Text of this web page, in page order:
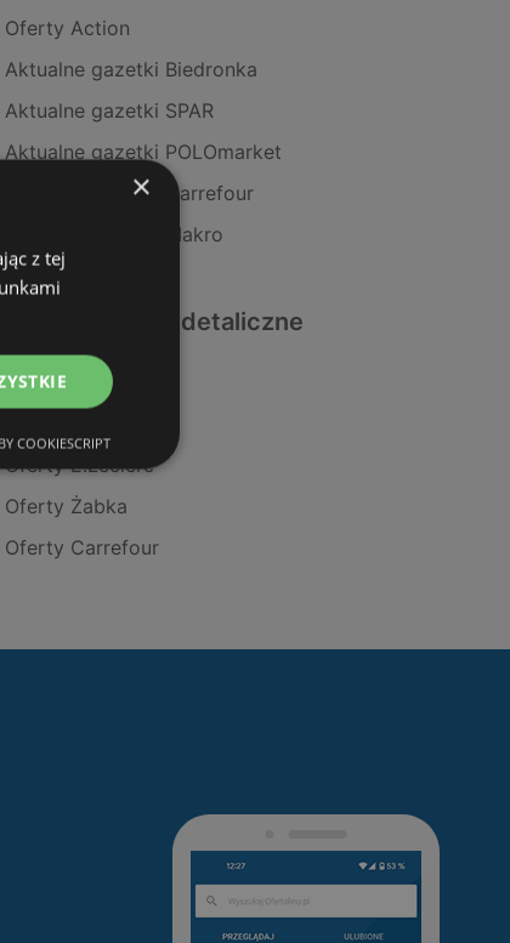
Oferty Action
Aktualne gazetki Biedronka
Aktualne gazetki SPAR
Aktualne gazetki POLOmarket
Aktualne gazetki Carrefour
Aktualne gazetki Makro
Podobne sklepy detaliczne
Oferty Aldi
Oferty E.Leclerc
Oferty Żabka
Oferty Carrefour
×
z tej
COOKIESCRIPT